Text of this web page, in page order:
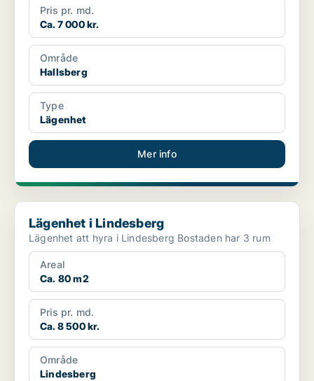
Pris pr. md.
Ca. 7 000 kr.
Område
Hallsberg
Type
Lägenhet
Mer info
Lägenhet i Lindesberg
Lägenhet i Lindesberg
Lägenhet att hyra i Lindesberg Bostaden har 3 rum
Areal
Ca. 80 m2
Pris pr. md.
Ca. 8 500 kr.
Område
Lindesberg